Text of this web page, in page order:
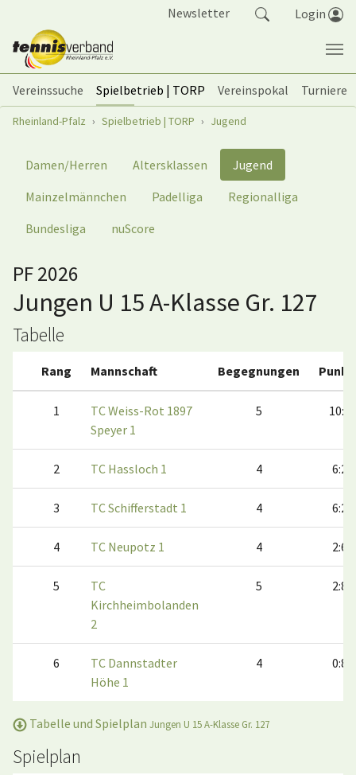
Newsletter Login
Vereinssuche Spielbetrieb | TORP Vereinspokal
Turniere
Sie sind hier:
Rheinland-Pfalz Spielbetrieb | TORP Jugend
Damen/Herren Altersklassen
Jugend
Mainzelmännchen
Padelliga
Regionalliga
Bundesliga
nuScore
PF 2026
Jungen U 15 A-Klasse Gr. 127
Tabelle
Rang Mannschaft Begegnungen
1
TC Weiss-Rot 1897
Speyer 1
5 10:0
2 TC Hassloch 1 4 6:2
3 TC Schifferstadt 1 4 6:2
4 TC Neupotz 1 4 2:6
5
TC
Kirchheimbolanden
2
5 2:8
6
TC Dannstadter
Höhe 1
4 0:8
Tabelle und Spielplan Jungen U 15 A-Klasse Gr. 127
Spielplan